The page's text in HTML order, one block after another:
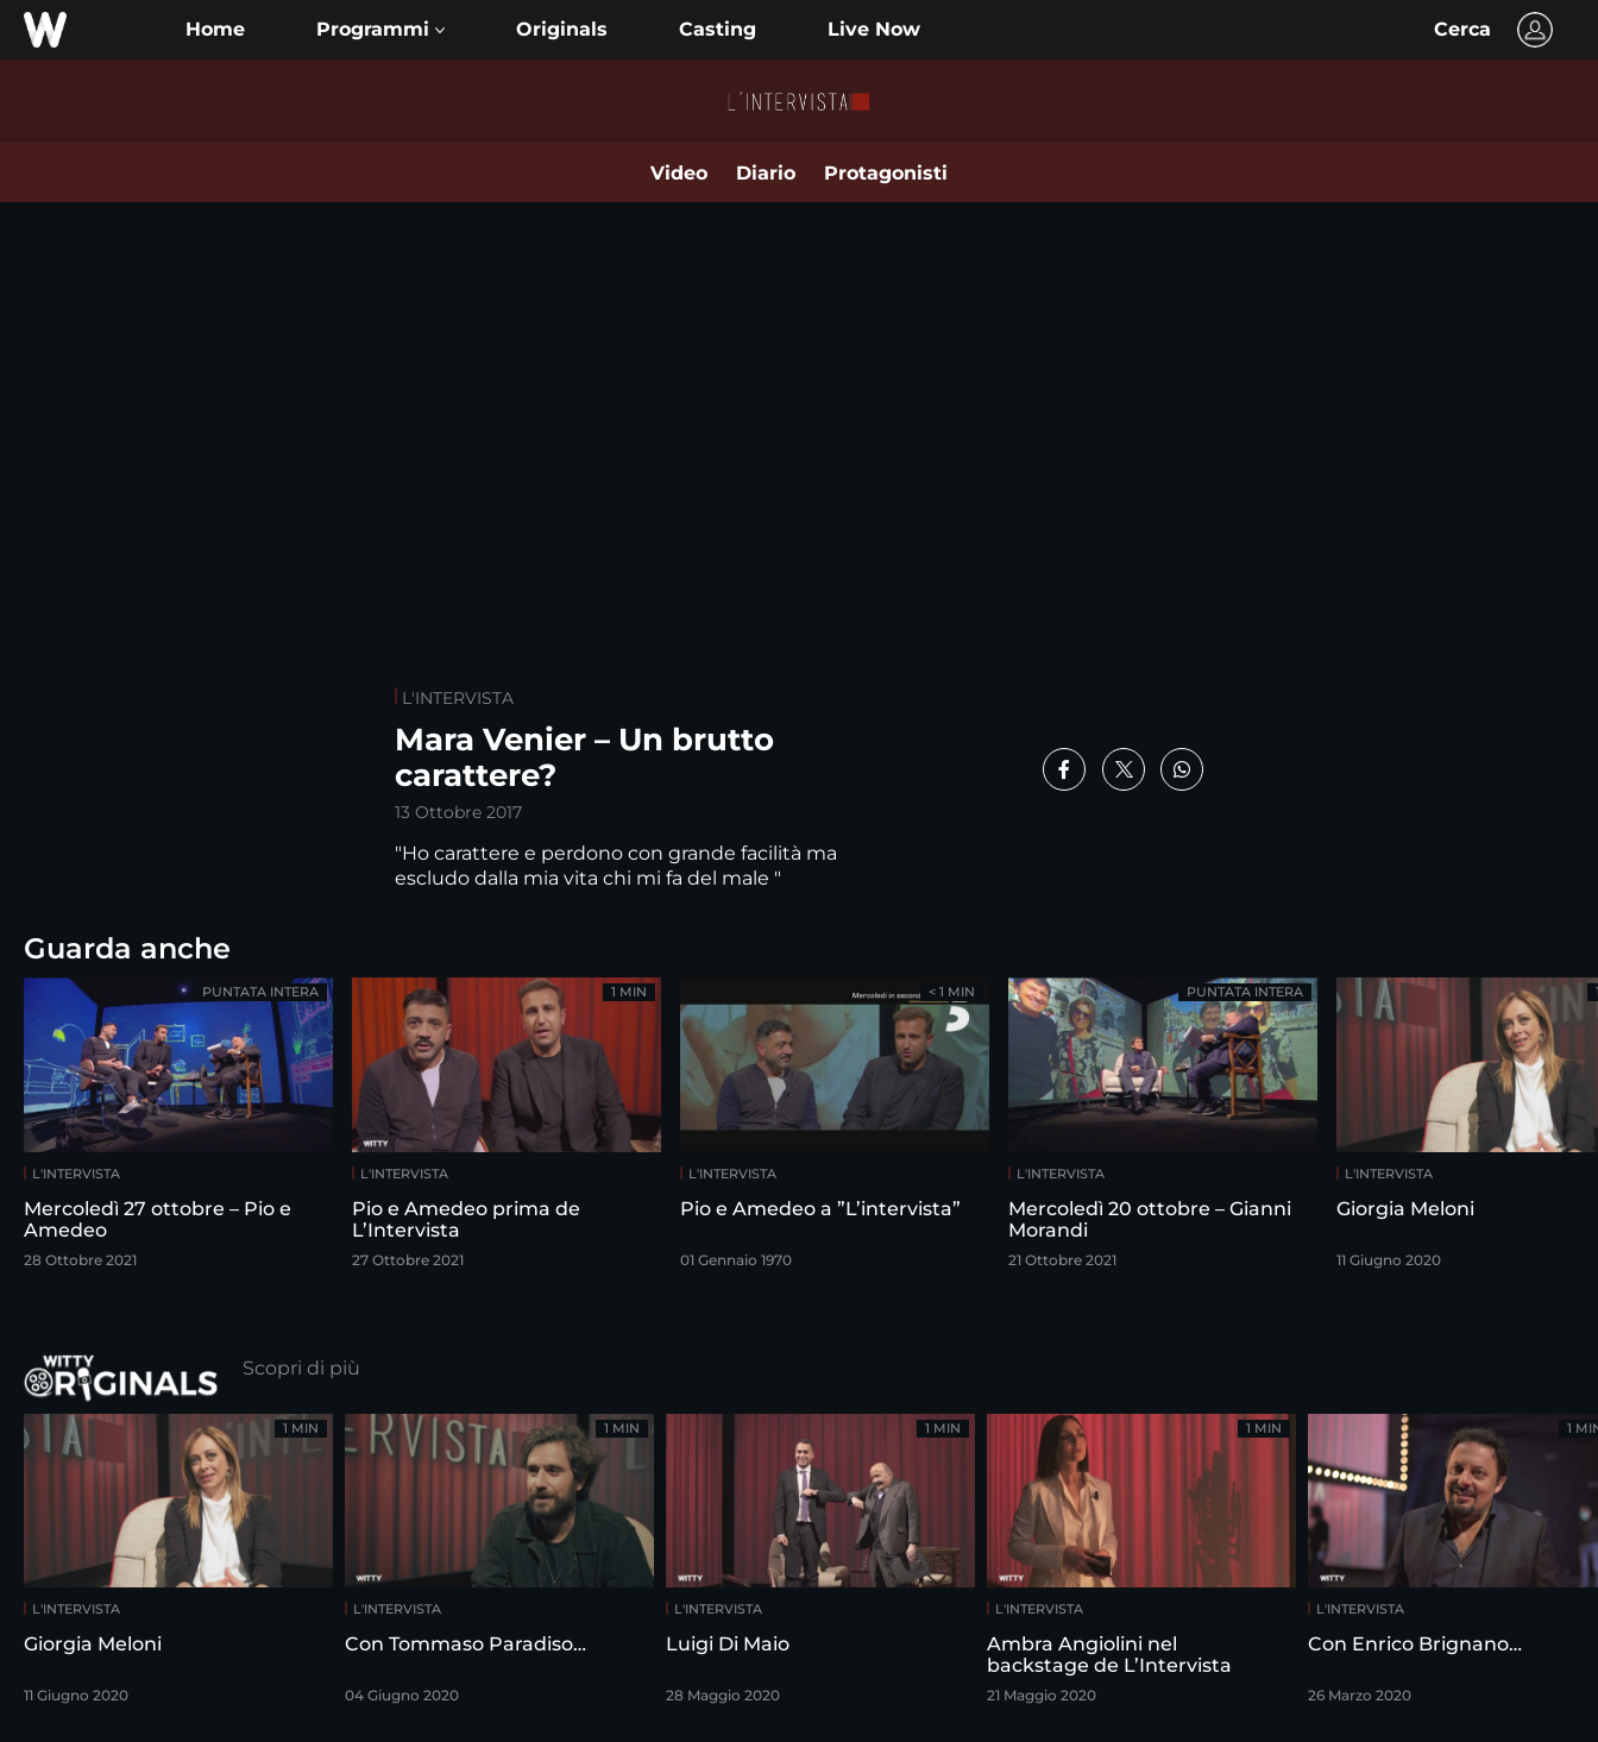
Home Originals Casting Live Now Cerca
Video Diario Protagonisti
L'INTERVISTA
Mara Venier – Un brutto
carattere?
13 Ottobre 2017
"Ho carattere e perdono con grande facilità ma
escludo dalla mia vita chi mi fa del male "
Guarda anche
L'INTERVISTA
Mercoledì 27 ottobre – Pio e
Amedeo
28 Ottobre 2021
PUNTATA INTERA
L'INTERVISTA
Pio e Amedeo prima de
L’Intervista
27 Ottobre 2021
1 MIN
L'INTERVISTA
Pio e Amedeo a ”L’intervista”
01 Gennaio 1970
< 1 MIN
L'INTERVISTA
Mercoledì 20 ottobre – Gianni
Morandi
21 Ottobre 2021
PUNTATA INTERA
L'INTERVISTA
Giorgia Meloni
11 Giugno 2020
Scopri di più
L'INTERVISTA
Giorgia Meloni
11 Giugno 2020
1 MIN
L'INTERVISTA
Con Tommaso Paradiso…
04 Giugno 2020
1 MIN
L'INTERVISTA
Luigi Di Maio
28 Maggio 2020
1 MIN
L'INTERVISTA
Ambra Angiolini nel
backstage de L’Intervista
21 Maggio 2020
1 MIN
L'INTERVISTA
Con Enrico Brignano…
26 Marzo 2020
1